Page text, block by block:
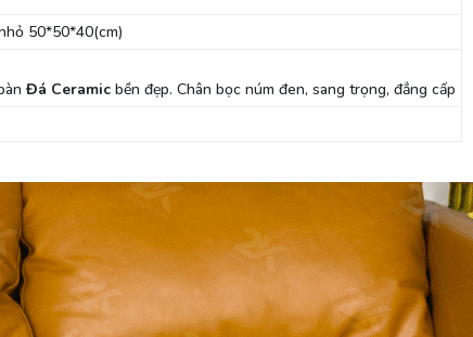
50*50*40(cm)
Đá Ceramic bền đẹp. Chân bọc núm đen, sang trọng, đẳng cấp